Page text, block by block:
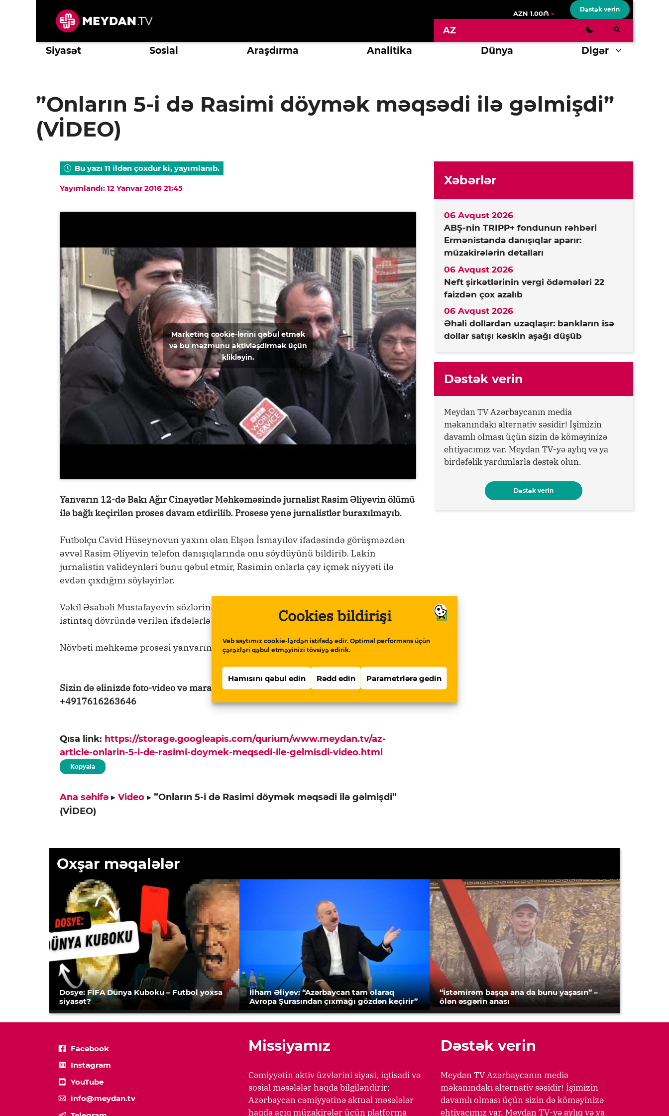
Cookies bildirişi
Veb saytımız cookie-lərdən istifadə edir. Optimal performans üçün
çərəzləri qəbul etməyinizi tövsiyə edirik.
Hamısını qəbul edin Rədd edin Parametrlərə gedin
AZN 1.00₼
Dəstək verin
AZ
Siyasət Sosial Araşdırma Analitika Dünya Digər
”Onların 5-i də Rasimi döymək məqsədi ilə gəlmişdi”
(VİDEO)
Bu yazı 11 ildən çoxdur ki, yayımlanıb.
Yayımlandı: 12 Yanvar 2016 21:45
Marketinq cookie-lərini qəbul etmək
və bu məzmunu aktivləşdirmək üçün
klikləyin.
Yanvarın 12-də Bakı Ağır Cinayətlər Məhkəməsində jurnalist Rasim Əliyevin ölümü
ilə bağlı keçirilən proses davam etdirilib. Prosesə yenə jurnalistlər buraxılmayıb.
Futbolçu Cavid Hüseynovun yaxını olan Elşən İsmayılov ifadəsində görüşməzdən
əvvəl Rasim Əliyevin telefon danışıqlarında onu söydüyünü bildirib. Lakin
jurnalistin valideynləri bunu qəbul etmir, Rasimin onlarla çay içmək niyyəti ilə
evdən çıxdığını söyləyirlər.
Vəkil Əsabəli Mustafayevin sözlərinə görə təqsirləndirilən şəxslərin ifadələri ibtidai
istintaq dövründə verilən ifadələrlə üst-üstə düşmür.
Növbəti məhkəmə prosesi yanvarın 14-nə təyin olunub.
Sizin də əlinizdə foto-video və maraqlı məlumat varsa bizə göndərin: Whatsapp:
+4917616263646
Qısa link: https://storage.googleapis.com/qurium/www.meydan.tv/az-
article-onlarin-5-i-de-rasimi-doymek-meqsedi-ile-gelmisdi-video.html
Kopyala
Ana səhifə ▸ Video ▸ ”Onların 5-i də Rasimi döymək məqsədi ilə gəlmişdi”
(VİDEO)
Xəbərlər
ABŞ-nin TRIPP+ fondunun rəhbəri
Ermənistanda danışıqlar aparır:
müzakirələrin detalları
06 Avqust 2026
Neft şirkətlərinin vergi ödəmələri 22
faizdən çox azalıb
06 Avqust 2026
Əhali dollardan uzaqlaşır: bankların isə
dollar satışı kəskin aşağı düşüb
06 Avqust 2026
Dəstək verin
Meydan TV Azərbaycanın media
məkanındakı alternativ səsidir! İşimizin
davamlı olması üçün sizin də köməyinizə
ehtiyacımız var. Meydan TV-yə aylıq və ya
birdəfəlik yardımlarla dəstək olun.
Dəstək verin
Oxşar məqalələr
Dosye: FİFA Dünya Kuboku – Futbol yoxsa
siyasət?
İlham Əliyev: “Azərbaycan tam olaraq
Avropa Şurasından çıxmağı gözdən keçirir”
“İstəmirəm başqa ana da bunu yaşasın” –
ölən əsgərin anası
Facebook
Instagram
YouTube
info@meydan.tv
Missiyamız
Cəmiyyətin aktiv üzvlərini siyasi, iqtisadi və
sosial məsələlər haqda bilgiləndirir;
Azərbaycan cəmiyyətinə aktual məsələlər
haqda açıq müzakirələr üçün platforma
Dəstək verin
Meydan TV Azərbaycanın media
məkanındakı alternativ səsidir! İşimizin
davamlı olması üçün sizin də köməyinizə
ehtiyacımız var. Meydan TV-yə aylıq və ya